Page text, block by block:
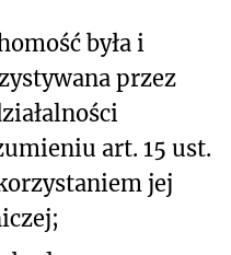
była i
przez
art. 15 ust.
jej